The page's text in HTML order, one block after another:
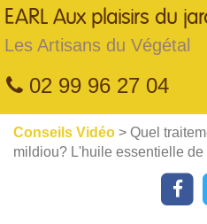
EARL Aux plaisirs du
Les Artisans du Végétal
02 99 96 27 04
Conseils Vidéo > Quel
mildiou? L'huile essentielle de